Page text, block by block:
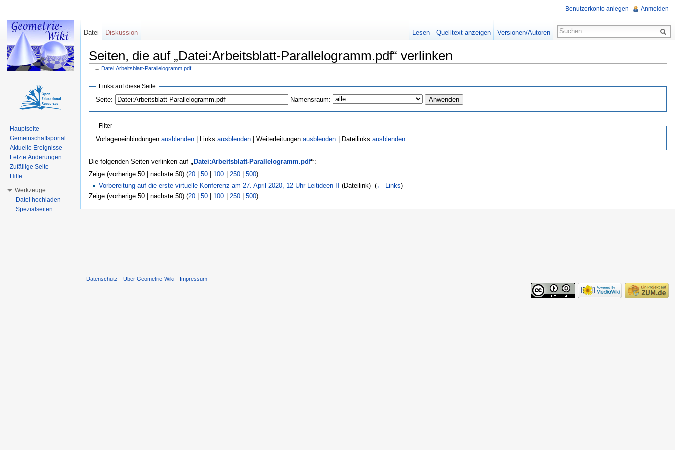
Seiten, die auf „Datei:Arbeitsblatt-Parallelogramm.pdf“ verlinken
← Datei:Arbeitsblatt-Parallelogramm.pdf
Links auf diese Seite
Seite: Namensraum:
Filter
Vorlageneinbindungen ausblenden| Links ausblenden| Weiterleitungen ausblenden| Dateilinks ausblenden
Die folgenden Seiten verlinken auf „ Datei:Arbeitsblatt-Parallelogramm.pdf“:
Zeige (vorherige 50 | nächste 50) (20 50 100 250 500)
Vorbereitung auf die erste virtuelle Konferenz am 27. April 2020, 12 Uhr Leitideen II
(Dateilink) ‎(← Links)
Zeige (vorherige 50 | nächste 50) (20 | 50 | 100 | 250 | 500)
Benutzerkonto anlegen Anmelden
Datei Diskussion Lesen Quelltext anzeigen Versionen/Autoren
Hauptseite
Gemeinschaftsportal
Aktuelle Ereignisse
Letzte Änderungen
Zufällige Seite
Hilfe
Werkzeuge
Datei hochladen
Spezialseiten
Datenschutz Über Geometrie-Wiki Impressum